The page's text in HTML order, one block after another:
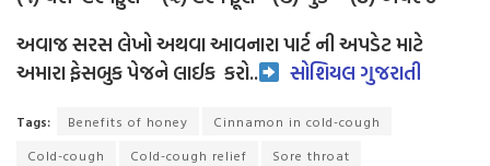
અવાજ સરસ લેખો અથવા આવનારા પાર્ટ ની અપડેટ માટે
અમારા ફેસબુક પેજને લાઈક કરો.. સોશિયલ ગુજરાતી
Tags: Benefits of honey
Cinnamon in cold-cough
Cold-cough
Cold-cough relief
Sore throat